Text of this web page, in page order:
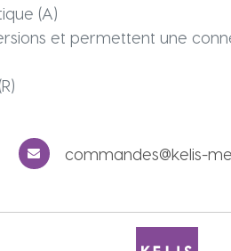
(A)
et permettent une
commandes@kelis-